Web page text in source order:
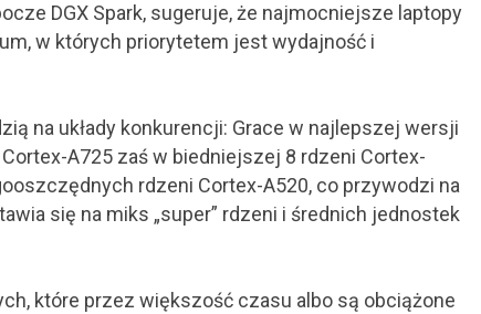
DGX Spark, sugeruje, że najmocniejsze laptopy
w których priorytetem jest wydajność i
na układy konkurencji: Grace w najlepszej wersji
A725 zaś w biedniejszej 8 rdzeni Cortex-
rdzeni Cortex-A520, co przywodzi na
się na miks „super” rdzeni i średnich jednostek
które przez większość czasu albo są obciążone